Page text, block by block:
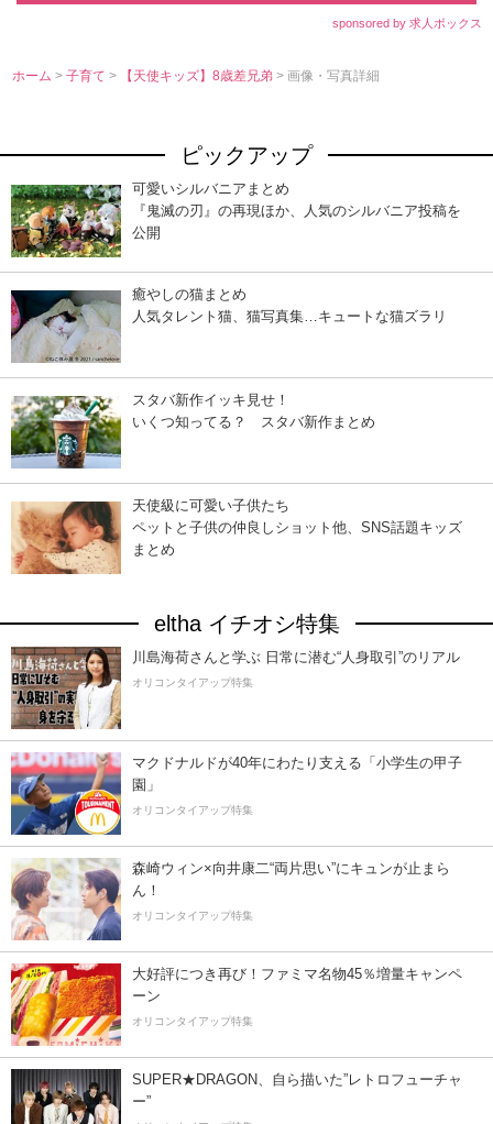
sponsored by 求人ボックス
ホーム >子育て> 【天使キッズ】8歳差兄弟> 画像・写真詳細
ピックアップ
可愛いシルバニアまとめ
『鬼滅の刃』の再現ほか、人気のシルバニア投稿を
公開
癒やしの猫まとめ
人気タレント猫、猫写真集…キュートな猫ズラリ
スタバ新作イッキ見せ！
いくつ知ってる？ スタバ新作まとめ
天使級に可愛い子供たち
ペットと子供の仲良しショット他、SNS話題キッズ
まとめ
eltha イチオシ特集
川島海荷さんと学ぶ 日常に潜む“人身取引”のリアル
オリコンタイアップ特集
マクドナルドが40年にわたり支える「小学生の甲子
園」
オリコンタイアップ特集
森崎ウィン×向井康二“両片思い”にキュンが止まら
ん！
オリコンタイアップ特集
大好評につき再び！ファミマ名物45％増量キャンペ
ーン
オリコンタイアップ特集
SUPER★DRAGON、自ら描いた”レトロフューチャ
ー”